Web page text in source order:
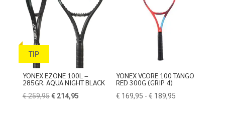
TIP
YONEX EZONE 100L –
285GR. AQUA NIGHT BLACK
€259,95 Oorspronkelijke
€214,95Huidige
YONEX VCORE 100 TANGO
RED 300G (GRIP 4)
€ 169,95 - € 189,95